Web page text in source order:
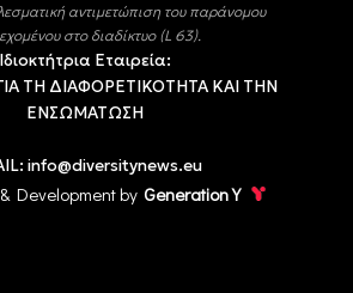
αντιμετώπιση του παράνομου
στο διαδίκτυο (L 63).
Ιδιοκτήτρια Εταιρεία:
ΤΗ ΔΙΑΦΟΡΕΤΙΚΟΤΗΤΑ ΚΑΙ ΤΗΝ
ΕΝΣΩΜΑΤΩΣΗ
info@diversitynews.eu
Development by Generation Y